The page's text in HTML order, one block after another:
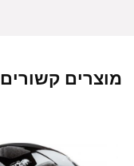
מוצרים קשורים